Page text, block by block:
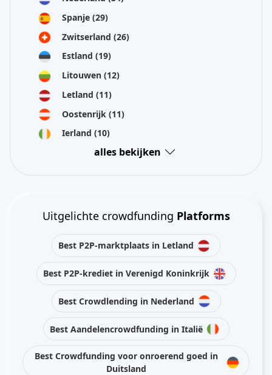
Spanje (29)
Zwitserland (26)
Estland (19)
Litouwen (12)
Letland (11)
Oostenrijk (11)
Ierland (10)
alles bekijken
Uitgelichte crowdfunding Platforms
Best P2P-marktplaats in Letland
Best P2P-krediet in Verenigd Koninkrijk
Best Crowdlending in Nederland
Best Aandelencrowdfunding in Italië
Best Crowdfunding voor onroerend goed in
Duitsland